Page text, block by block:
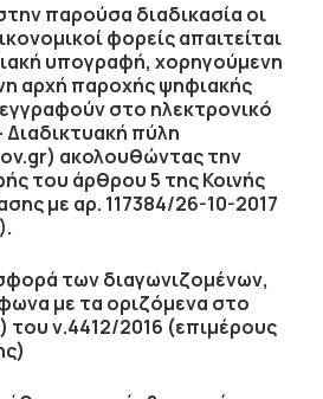
παρούσα διαδικασία οι
φορείς απαιτείται
υπογραφή, χορηγούμενη
αρχή παροχής ψηφιακής
στο ηλεκτρονικό
πύλη
ακολουθώντας την
του άρθρου 5 της Κοινής
με αρ. 117384/26-10-2017
των διαγωνιζομένων,
με τα οριζόμενα στο
του ν.4412/2016 (επιμέρους